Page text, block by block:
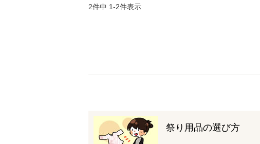
2件中 1-2件表示
祭り用品の選び方